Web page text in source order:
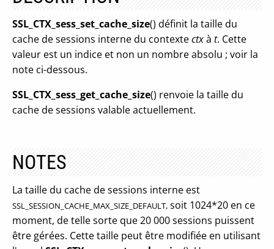
SSL_CTX_sess_set_cache_size() définit la taille du
cache de sessions interne du contextectxà t. Cette
valeur est un indice et non un nombre absolu ; voir la
note ci-dessous.
SSL_CTX_sess_get_cache_size() renvoie la taille du
cache de sessions valable actuellement.
NOTES
La taille du cache de sessions interne est
SSL_SESSION_CACHE_MAX_SIZE_DEFAULT, soit 1024*20 en ce
moment, de telle sorte que 20 000 sessions puissent
être gérées. Cette taille peut être modifiée en utilisant